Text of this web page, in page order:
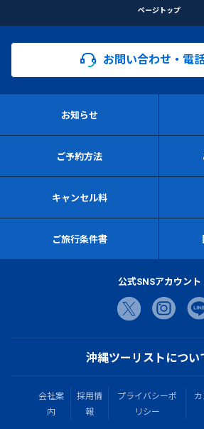
ページトップ
お問い合わせ・電
お知らせ
ご予約方法
キャンセル料
ご旅行条件書
公式SNSアカウント
沖縄ツーリストについ
会社案
内
採用情
報
プライバシーポ
リシー